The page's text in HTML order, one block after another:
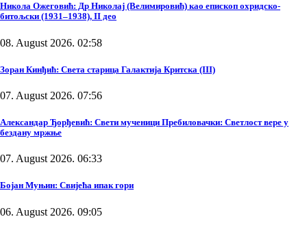
Никола Ожеговић: Др Николај (Велимировић) као епископ охридско-
битољски (1931–1938), II део
08. August 2026. 02:58
Зоран Кинђић: Света старица Галактија Критска (III)
07. August 2026. 07:56
Александар Ђорђевић: Свети мученици Пребиловачки: Светлост вере у
бездану мржње
07. August 2026. 06:33
Бојан Муњин: Свијећа ипак гори
06. August 2026. 09:05